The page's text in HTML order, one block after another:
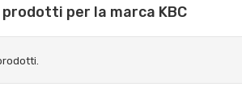
prodotti per la marca KBC